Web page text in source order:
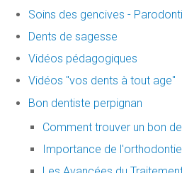
Soins des gencives -
Dents de sagesse
Vidéos pédagogiques
Vidéos "vos dents à tout age"
Bon dentiste perpignan
Comment trouver un bon
Importance de l'orthodontie